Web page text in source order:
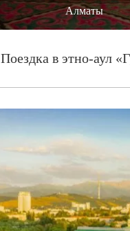
Алматы
Поездка в этно-аул